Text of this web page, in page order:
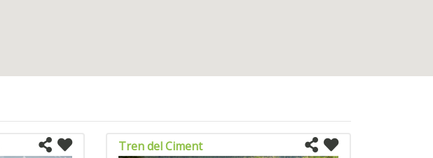
Tren del Ciment